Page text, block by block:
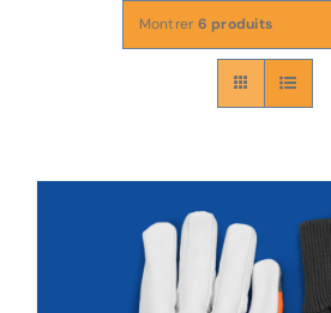
Montrer 6 produits